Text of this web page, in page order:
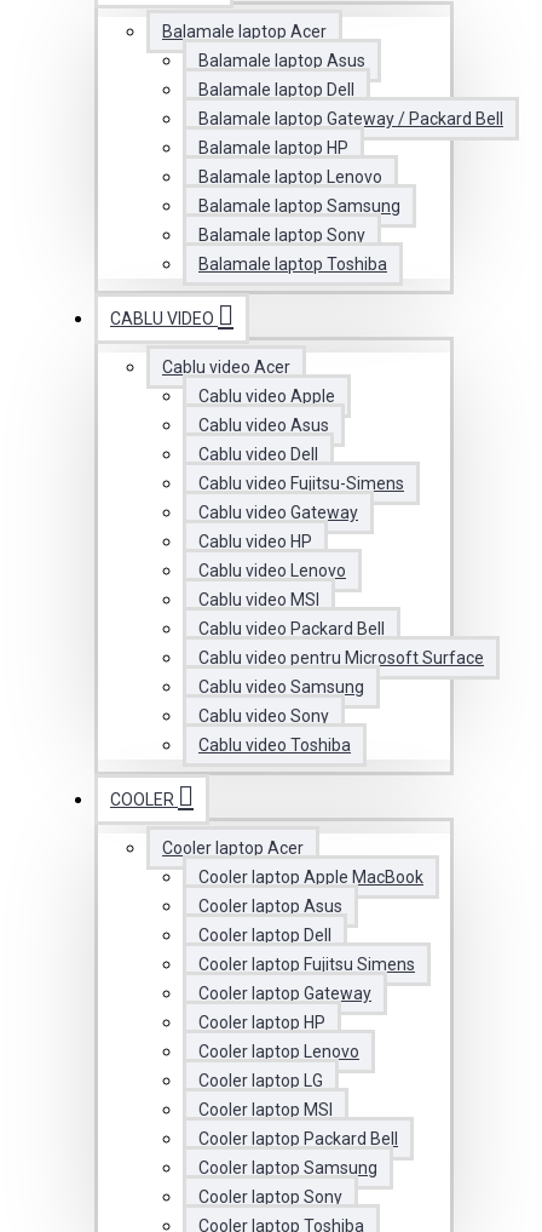
Balamale laptop Acer
Balamale laptop Asus
Balamale laptop Dell
Balamale laptop Gateway / Packard Bell
Balamale laptop HP
Balamale laptop Lenovo
Balamale laptop Samsung
Balamale laptop Sony
Balamale laptop Toshiba
CABLU VIDEO
Cablu video Acer
Cablu video Apple
Cablu video Asus
Cablu video Dell
Cablu video Fujitsu-Simens
Cablu video Gateway
Cablu video HP
Cablu video Lenovo
Cablu video MSI
Cablu video Packard Bell
Cablu video pentru Microsoft Surface
Cablu video Samsung
Cablu video Sony
Cablu video Toshiba
COOLER
Cooler laptop Acer
Cooler laptop Apple MacBook
Cooler laptop Asus
Cooler laptop Dell
Cooler laptop Fujitsu Simens
Cooler laptop Gateway
Cooler laptop HP
Cooler laptop Lenovo
Cooler laptop LG
Cooler laptop MSI
Cooler laptop Packard Bell
Cooler laptop Samsung
Cooler laptop Sony
Cooler laptop Toshiba